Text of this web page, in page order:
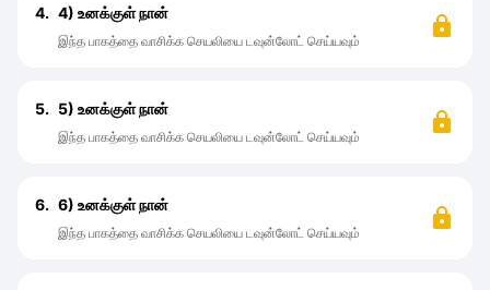
4. 4) உனக்குள் நான்
இந்த பாகத்தை வாசிக்க செயலியை டவுன்லோட் செய்யவும்
5. 5) உனக்குள் நான்
இந்த பாகத்தை வாசிக்க செயலியை டவுன்லோட் செய்யவும்
6. 6) உனக்குள் நான்
இந்த பாகத்தை வாசிக்க செயலியை டவுன்லோட் செய்யவும்